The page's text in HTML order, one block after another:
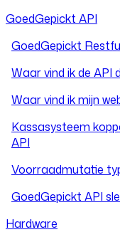
GoedGepickt API
GoedGepickt
Waar vind ik de
Waar vind ik mijn
Kassasysteem
API
Voorraadmutatie
GoedGepickt API
Hardware